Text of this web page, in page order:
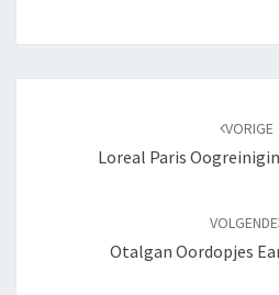
VORIGE
Loreal Paris
VOLGENDE
Otalgan Oordopjes